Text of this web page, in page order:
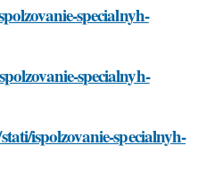
specialnyh-
specialnyh-
ispolzovanie-specialnyh-